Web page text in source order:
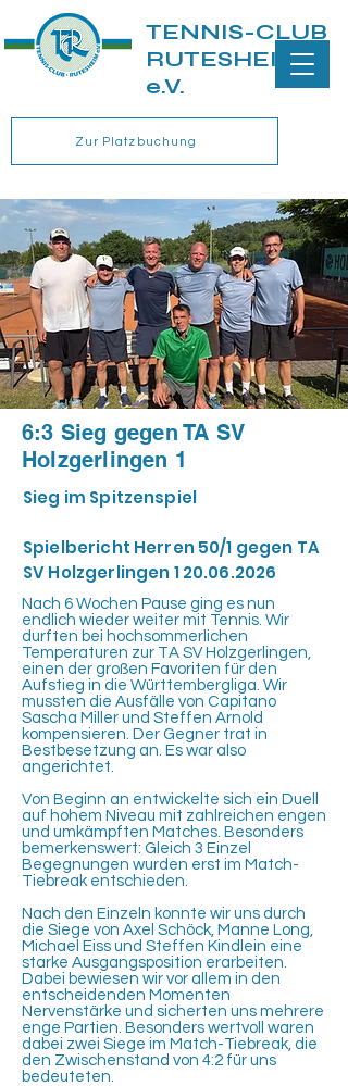
TENNIS-CLUB
RUTESHEIM
e.V.
Zur Platzbuchung
6:3 Sieg gegen TA SV
Holzgerlingen 1
Sieg im Spitzenspiel
Spielbericht Herren 50/1 gegen TA
SV Holzgerlingen1 20.06.2026
Nach 6 Wochen Pause ging es nun
endlich wieder weiter mit Tennis. Wir
durften bei hochsommerlichen
Temperaturen zur TA SV Holzgerlingen,
einen der großen Favoriten für den
Aufstieg in die Württembergliga. Wir
mussten die Ausfälle von Capitano
Sascha Miller und Steffen Arnold
kompensieren. Der Gegner trat in
Bestbesetzung an. Es war also
angerichtet.
Von Beginn an entwickelte sich ein Duell
auf hohem Niveau mit zahlreichen engen
und umkämpften Matches. Besonders
bemerkenswert: Gleich 3 Einzel
Begegnungen wurden erst im Match-
Tiebreak entschieden.
Nach den Einzeln konnte wir uns durch
die Siege von Axel Schöck, Manne Long,
Michael Eiss und Steffen Kindlein eine
starke Ausgangsposition erarbeiten.
Dabei bewiesen wir vor allem in den
entscheidenden Momenten
Nervenstärke und sicherten uns mehrere
enge Partien. Besonders wertvoll waren
dabei zwei Siege im Match-Tiebreak, die
den Zwischenstand von 4:2 für uns
bedeuteten.